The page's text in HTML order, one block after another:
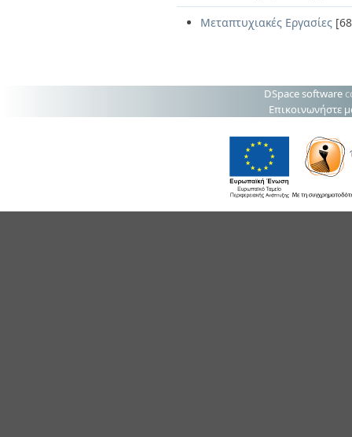
Μεταπτυχιακές Εργασίες
DSpace software
Επικοινωνήστε